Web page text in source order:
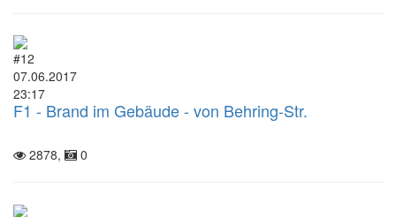
#12
07.06.2017
23:17
F1 - Brand im Gebäude - von Behring-Str.
2878, 0